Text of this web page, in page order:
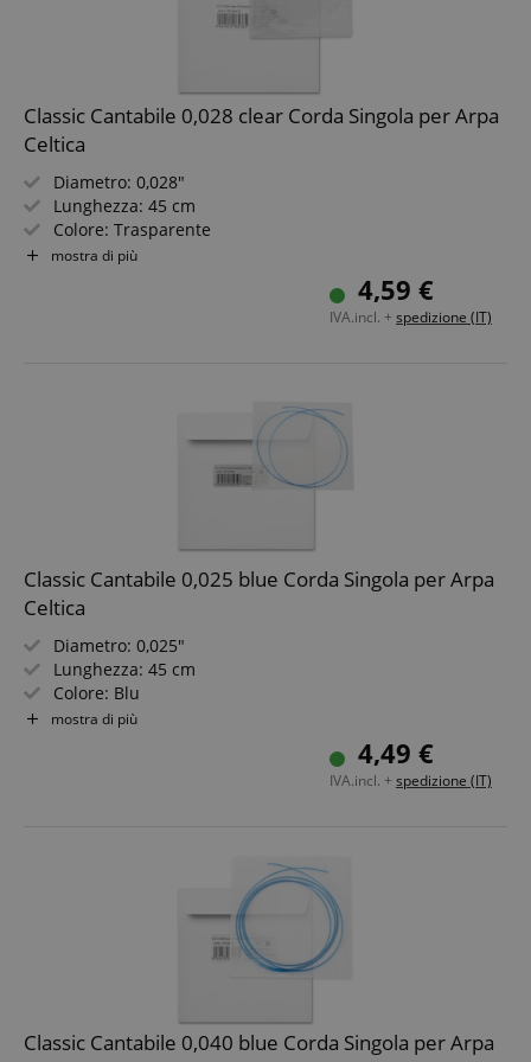
Classic Cantabile 0,028 clear Corda Singola per Arpa
Celtica
Diametro: 0,028"
Lunghezza: 45 cm
Colore: Trasparente
Materiale: Nylon
mostra di più
4,59 €
IVA.incl. + spedizione (IT)
Classic Cantabile 0,025 blue Corda Singola per Arpa
Celtica
Diametro: 0,025"
Lunghezza: 45 cm
Colore: Blu
Materiale: Nylon
mostra di più
4,49 €
IVA.incl. + spedizione (IT)
Classic Cantabile 0,040 blue Corda Singola per Arpa